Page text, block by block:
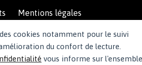
cookies notamment pour le suivi
du confort de lecture.
vous informe sur l'ensemble
Mentions légales
· Centre des bords de Marne